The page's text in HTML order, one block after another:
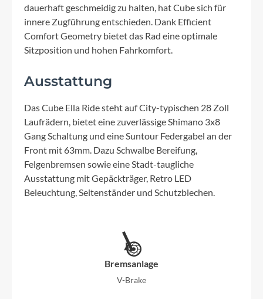
dauerhaft geschmeidig zu halten, hat Cube sich für
innere Zugführung entschieden. Dank Efficient
Comfort Geometry bietet das Rad eine optimale
Sitzposition und hohen Fahrkomfort.
Ausstattung
Das Cube Ella Ride steht auf City-typischen 28 Zoll
Laufrädern, bietet eine zuverlässige Shimano 3x8
Gang Schaltung und eine Suntour Federgabel an der
Front mit 63mm. Dazu Schwalbe Bereifung,
Felgenbremsen sowie eine Stadt-taugliche
Ausstattung mit Gepäckträger, Retro LED
Beleuchtung, Seitenständer und Schutzblechen.
Bremsanlage
V-Brake